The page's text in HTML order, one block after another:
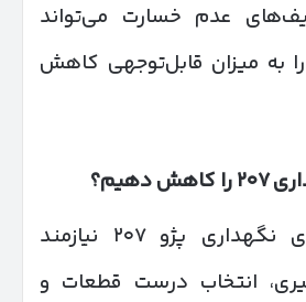
عدم خسارت می‌تواند
هزینه بیمه ۲۰۷ را به میزان قابل‌توجهی کاهش
۲۰۷را کاهش دهیم؟
کاهش هزینه‌های نگهداری پژو ۲۰۷ نیازمند
انتخاب درست قطعات و